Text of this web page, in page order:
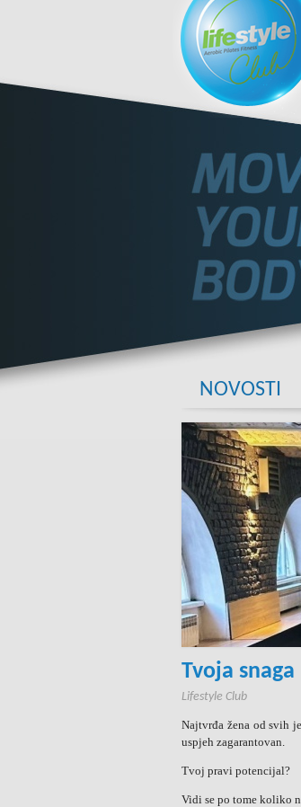
NOVOSTI
Tvoja
Lifestyle Club
Najtvrđa žena od svih
uspjeh zagarantovan.
Tvoj pravi potencijal?
Vidi se po tome koliko